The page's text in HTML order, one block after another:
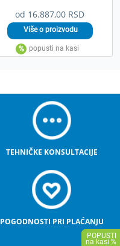
od 16.887,00 RSD
TEHNIČKE KONSULTACIJE
POGODNOSTI PRI PLAĆANJU